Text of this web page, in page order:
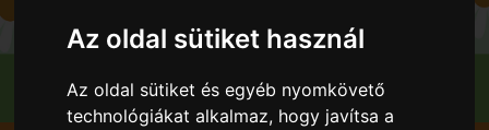
Az oldal sütiket használ
Az oldal sütiket és egyéb nyomkövető
technológiákat alkalmaz, hogy javítsa a